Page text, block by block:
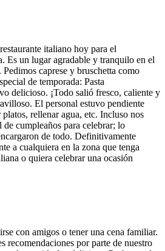
italiano hoy para el
Es un lugar agradable y tranquilo en el
caprese y bruschetta como
de temporada: Pasta
delicioso. ¡Todo salió fresco, caliente y
El personal estuvo pendiente
rellenar agua, etc. Incluso nos
cumpleaños para celebrar; lo
de todo. Definitivamente
a cualquiera en la zona que tenga
o quiera celebrar una ocasión
con amigos o tener una cena familiar.
recomendaciones por parte de nuestro